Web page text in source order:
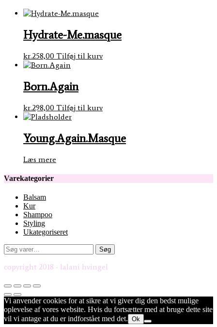
Hydrate-Me.masque
kr.258,00 Tilføj til kurv
Born.Again
kr.298,00 Tilføj til kurv
Young.Again.Masque
Læs mere
Varekategorier
Balsam
Kur
Shampoo
Styling
Ukategoriseret
Søg
efter:
Søg
copyright 2018 - lalani hvingel
Vi anvender cookies for at sikre at vi giver dig den bedst mulige
oplevelse af vores website. Hvis du fortsætter med at bruge dette site
vil vi antage at du er indforstået med det. Ok